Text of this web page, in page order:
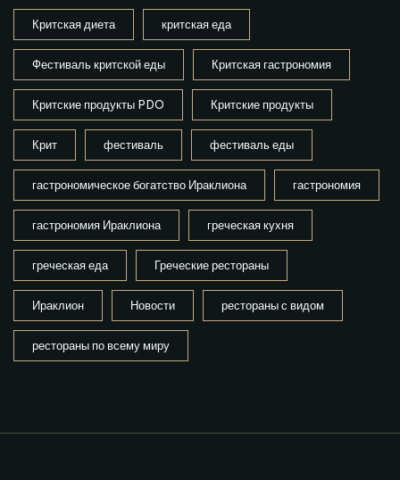
Критская диета критская еда
Фестиваль критской еды Критская гастрономия
Критские продукты PDO Критские продукты
Крит фестиваль фестиваль еды
гастрономическое богатство Ираклиона гастрономия
гастрономия Ираклиона греческая кухня
греческая еда Греческие рестораны
Ираклион Новости рестораны с видом
рестораны по всему миру